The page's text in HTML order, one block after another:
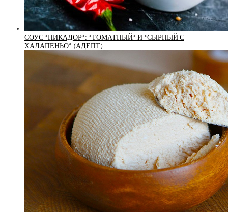
СОУС *ПИКАДОР*: *ТОМАТНЫЙ* И *СЫРНЫЙ С
ХАЛАПЕНЬО* (АДЕПТ)